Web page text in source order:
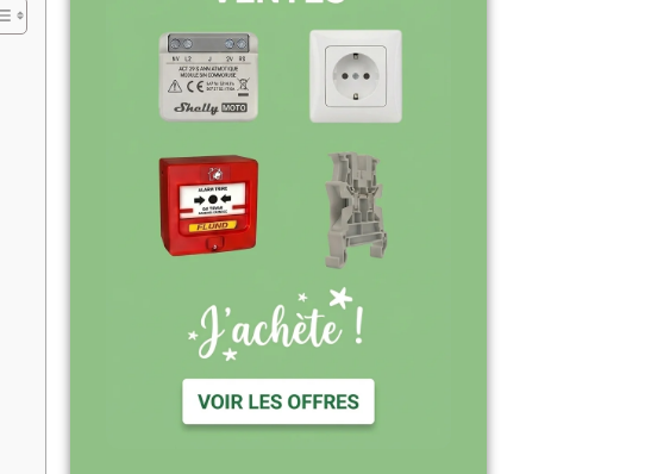
à jour sur le site
Expédition sous 24-48h : livraison rapide
après validation de commande
Support réactif : une équipe disponible
pour vous accompagner
Visiter le site